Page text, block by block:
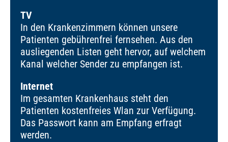
TV
In den Krankenzimmern können unsere
Patienten gebührenfrei fernsehen. Aus den
ausliegenden Listen geht hervor, auf welchem
Kanal welcher Sender zu empfangen ist.
Internet
Im gesamten Krankenhaus steht den
Patienten kostenfreies Wlan zur Verfügung.
Das Passwort kann am Empfang erfragt
werden.